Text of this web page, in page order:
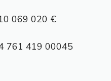
069 020 €
761 419 00045